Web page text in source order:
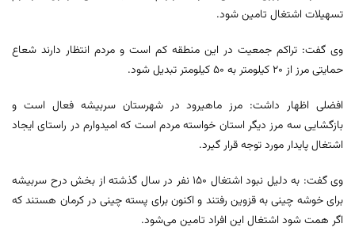
تسهیلات اشتغال تامین شود.
وی گفت: تراکم جمعیت در این منطقه کم است و مردم انتظار دارند شعاع
حمایتی مرز از ۲۰ کیلومتر به ۵۰ کیلومتر تبدیل شود.
افضلی اظهار داشت: مرز ماهیرود در شهرستان سربیشه فعال است و
بازگشایی سه مرز دیگر استان خواسته مردم است که امیدوارم در راستای ایجاد
اشتغال پایدار مورد توجه قرار گیرد.
وی گفت: به دلیل نبود اشتغال ۱۵۰ نفر در سال گذشته از بخش درح سربیشه
برای خوشه چینی به قزوین رفتند و اکنون برای پسته چینی در کرمان هستند که
اگر همت شود اشتغال این افراد تامین می‌شود.